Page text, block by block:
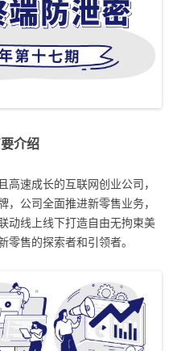
介绍
速成长的互联网创业公司，
公司全面推进新零售业务，
动线上线下打造自由无拘束美
售的探索者和引领者。